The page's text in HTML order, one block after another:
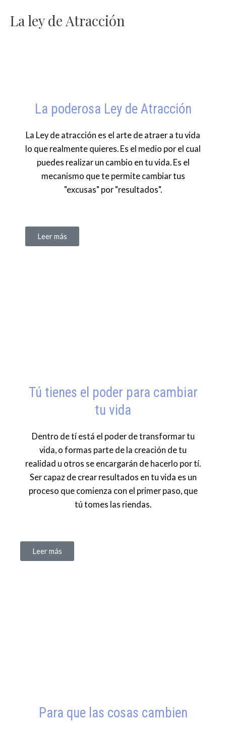
La ley de Atracción
La poderosa Ley de Atracción
La Ley de atracción es el arte de atraer a tu vida
lo que realmente quieres. Es el medio por el cual
puedes realizar un cambio en tu vida. Es el
mecanismo que te permite cambiar tus
"excusas" por "resultados".
Leer más
Tú tienes el poder para cambiar
tu vida
Dentro de tí está el poder de transformar tu
vida, o formas parte de la creación de tu
realidad u otros se encargarán de hacerlo por tí.
Ser capaz de crear resultados en tu vida es un
proceso que comienza con el primer paso, que
tú tomes las riendas.
Leer más
Para que las cosas cambien